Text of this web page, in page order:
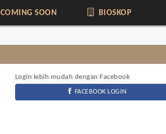
COMING SOON BIOSKOP
Login lebih mudah dengan Facebook
FACEBOOK LOGIN